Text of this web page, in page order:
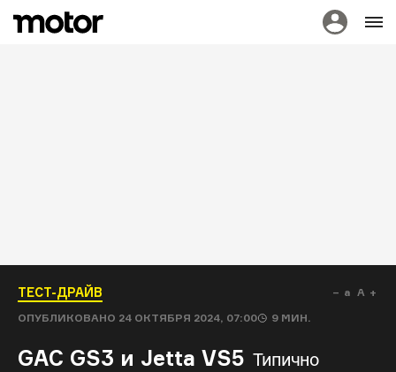
ТЕСТ-ДРАЙВ
ОПУБЛИКОВАНО 24 ОКТЯБРЯ 2024, 07:00 9 МИН.
a A
GAC GS3 и Jetta VS5 Типично